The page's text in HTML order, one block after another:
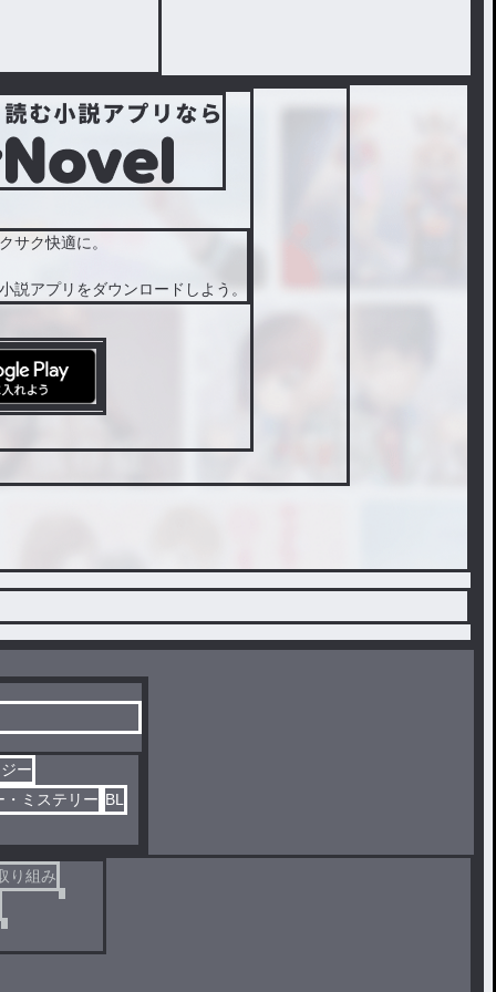
サク快適に。
説アプリをダウンロードしよう。
ー
・ミステリー BL
り組み